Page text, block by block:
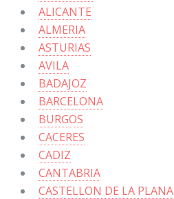
ALICANTE
ALMERIA
ASTURIAS
AVILA
BADAJOZ
BARCELONA
BURGOS
CACERES
CADIZ
CANTABRIA
CASTELLON DE LA PLANA